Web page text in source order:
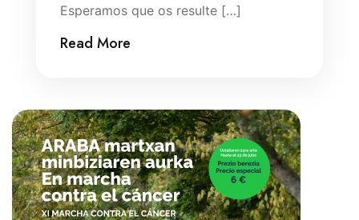
Esperamos que os resulte […]
Read More